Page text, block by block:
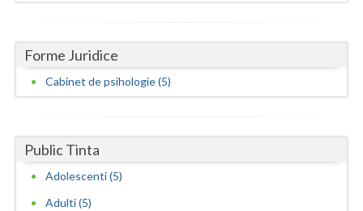
Forme Juridice
Cabinet de psihologie (5)
Public Tinta
Adolescenti (5)
Adulti (5)